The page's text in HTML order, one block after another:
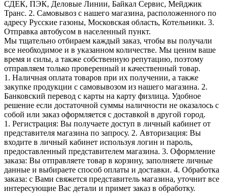
СДЕК, ПЭК, Деловые Линии, Байкал Сервис, Мейджик
Транс. 2. Самовывоз с нашего магазина, расположенного по
адресу Русские газоны, Московская область, Котельники. 3.
Отправка автобусом в населенный пункт.
Мы тщательно отбираем каждый заказ, чтобы вы получали
все необходимое и в указанном количестве. Мы ценим ваше
время и силы, а также собственную репутацию, поэтому
отправляем только проверенный и качественный товар.
1. Наличная оплата товаров при их получении, а также
закупке продукции с самовывозом из нашего магазина. 2.
Банковский перевод с карты на карту физлица. Удобное
решение если достаточной суммы наличности не оказалось с
собой или заказ оформляется с доставкой в другой город.
1. Регистрация: Вы получаете доступ в личный кабинет от
представителя магазина по запросу. 2. Авторизация: Вы
входите в личный кабинет используя логин и пароль,
предоставленный представителем магазина. 3. Оформление
заказа: Вы отправляете товар в корзину, заполняете личные
данные и выбираете способ оплаты и доставки. 4. Обработка
заказа: с Вами свяжется представитель магазина, уточнит все
интересующие Вас детали и примет заказ в обработку.